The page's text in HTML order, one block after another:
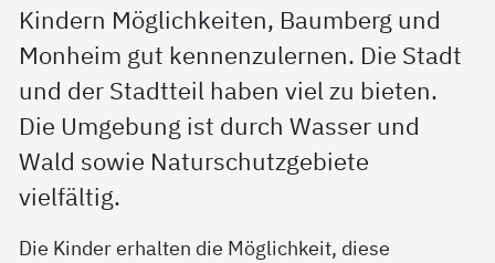
Kindern Möglichkeiten, Baumberg und
Monheim gut kennenzulernen. Die Stadt
und der Stadtteil haben viel zu bieten.
Die Umgebung ist durch Wasser und
Wald sowie Naturschutzgebiete
vielfältig.
Die Kinder erhalten die Möglichkeit, diese